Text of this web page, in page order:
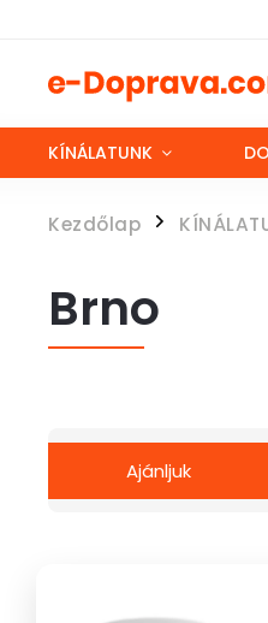
KÍNÁLATUNK
Kezdőlap /
Brno
Ajánljuk